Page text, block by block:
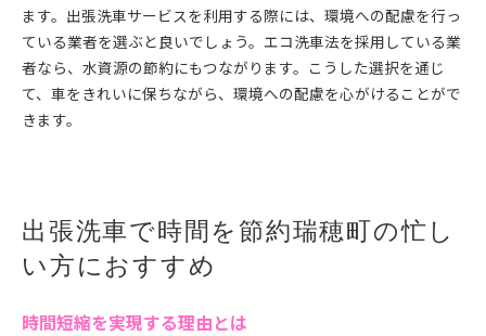
ます。出張洗車サービスを利用する際には、環境への配慮を行っ
ている業者を選ぶと良いでしょう。エコ洗車法を採用している業
者なら、水資源の節約にもつながります。こうした選択を通じ
て、車をきれいに保ちながら、環境への配慮を心がけることがで
きます。
出張洗車で時間を節約瑞穂町の忙し
い方におすすめ
時間短縮を実現する理由とは